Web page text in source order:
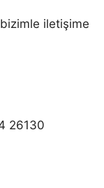
iletişime
26130